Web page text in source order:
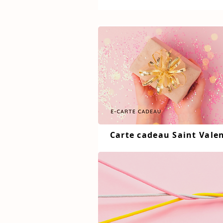
Carte cadeau Saint